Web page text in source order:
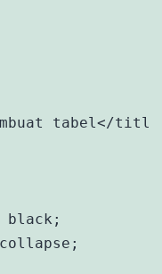
tabel</
black;